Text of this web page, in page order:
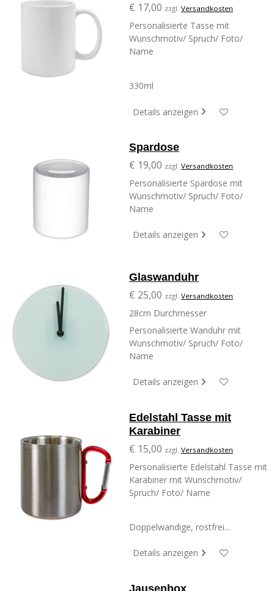
€ 17,00 zzgl. Versandkosten
Personalisierte Tasse mit
Wunschmotiv/ Spruch/ Foto/
Name
330ml
Details anzeigen
Spardose
€ 19,00 zzgl. Versandkosten
Personalisierte Spardose mit
Wunschmotiv/ Spruch/ Foto/
Name
Details anzeigen
Glaswanduhr
€ 25,00 zzgl. Versandkosten
28cm Durchmesser
Personalisierte Wanduhr mit
Wunschmotiv/ Spruch/ Foto/
Name
Details anzeigen
Edelstahl Tasse mit
Karabiner
€ 15,00 zzgl. Versandkosten
Personalisierte Edelstahl Tasse mit
Karabiner mit Wunschmotiv/
Spruch/ Foto/ Name
Doppelwandige, rostfrei...
Details anzeigen
Jausenbox